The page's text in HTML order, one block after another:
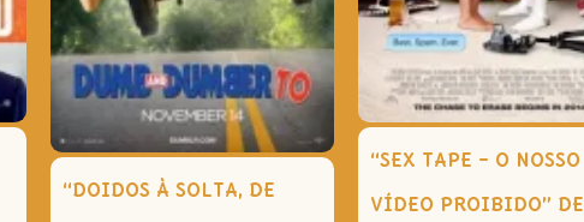
“DOIDOS À SOLTA, DE
“SEX TAPE – O NOSSO
VÍDEO PROIBIDO” DE